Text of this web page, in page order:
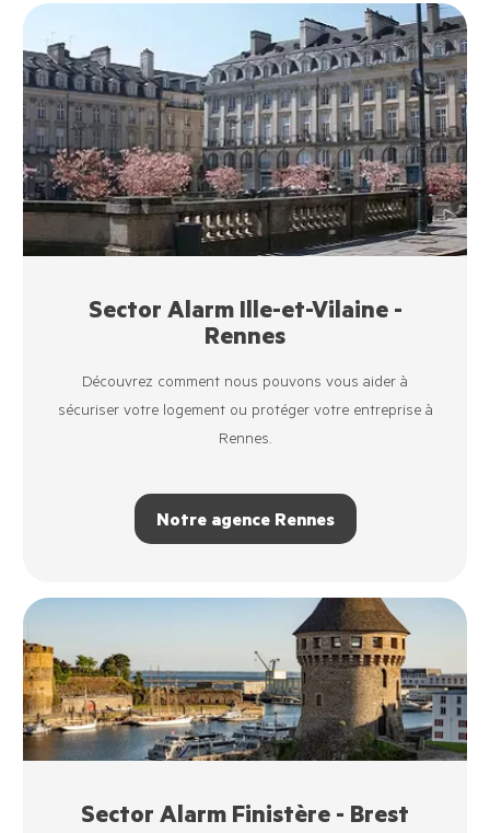
Sector Alarm Ille-et-Vilaine -
Rennes
Découvrez comment nous pouvons vous aider à
sécuriser votre logement ou protéger votre entreprise à
Rennes.
Notre agence Rennes
Sector Alarm Finistère - Brest